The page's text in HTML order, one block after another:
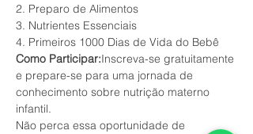
2. Preparo de Alimentos
3. Nutrientes Essenciais
4. Primeiros 1000 Dias de Vida do Bebê
Como Participar:Inscreva-se gratuitamente
e prepare-se para uma jornada de
conhecimento sobre nutrição materno
infantil.
Não perca essa oportunidade de